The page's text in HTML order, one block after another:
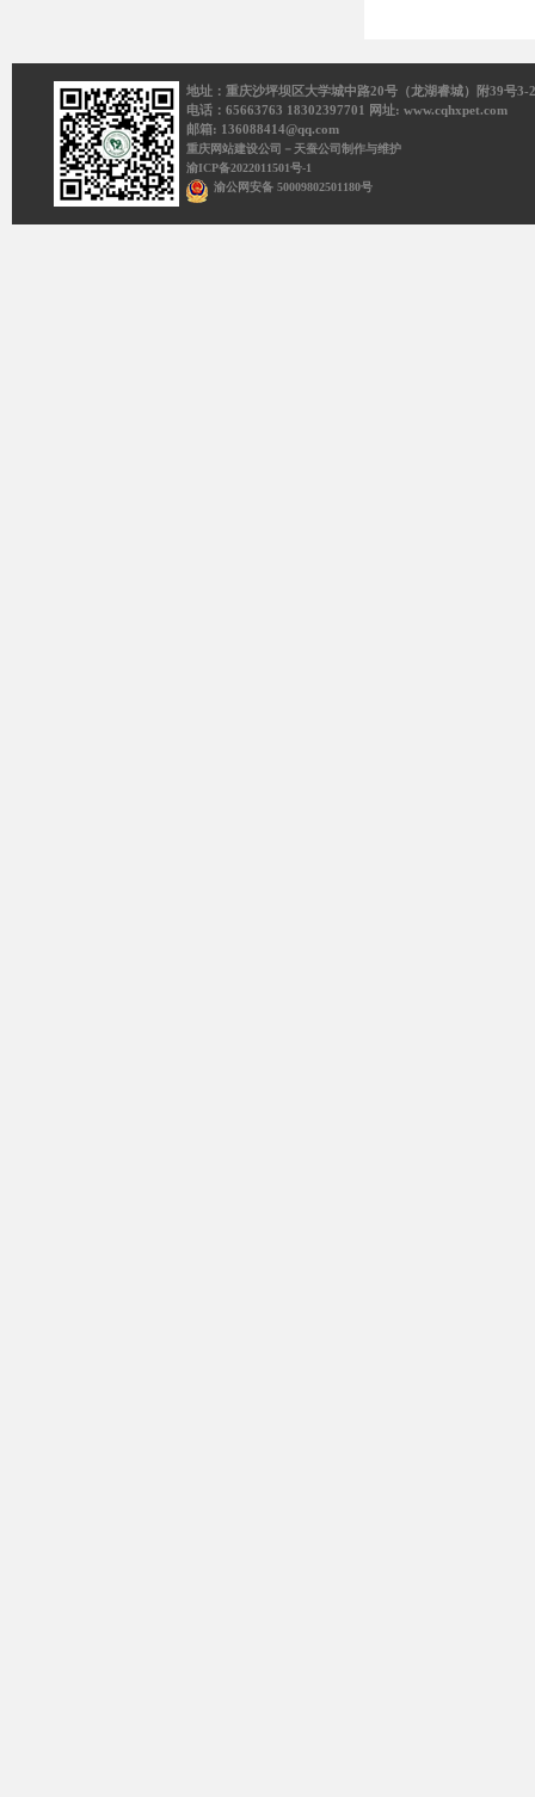
地址：重庆沙坪坝区大学城中路20号（龙湖睿城）附39号3-
电话：65663763 18302397701 网址: www.cqhxpet.com
邮箱: 136088414@qq.com
重庆网站建设公司－天蚕公司制作与维护
渝ICP备2022011501号-1
渝公网安备 50009802501180号